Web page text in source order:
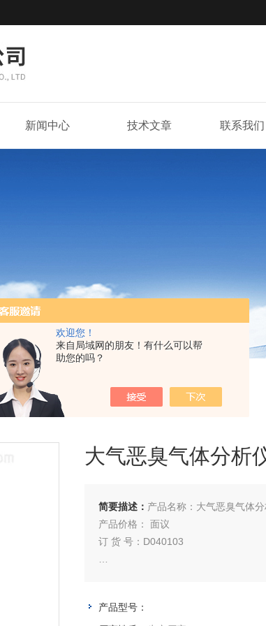
欢迎您！
来自局域网的朋友！有什么可以帮
助您的吗？
新闻中心 技术文章 联系我们
> 大气恶臭气体分析仪
大气恶臭气体分析
简要描述： 产品名称：大气恶臭气体
产品价格： 面议
订 货 号：D040103
库存状况：按合同发货
产品型号：